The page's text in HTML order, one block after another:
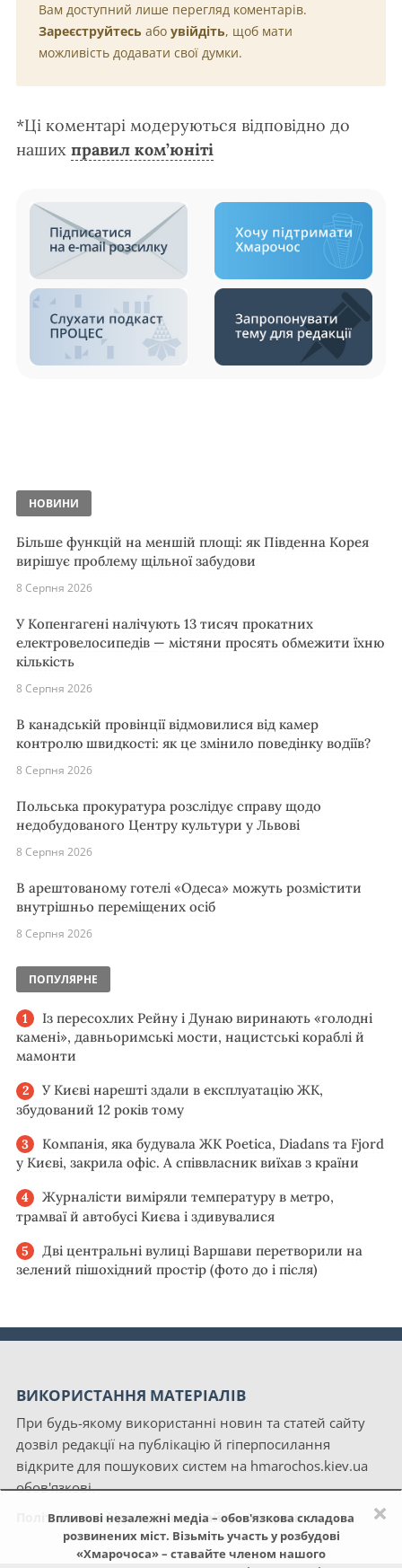
×
Впливові незалежні медіа – обов'язкова складова
розвинених міст. Візьміть участь у розбудові
«Хмарочоса» – ставайте членом нашого
Вам доступний лише перегляд коментарів.
Зареєструйтесь або увійдіть, щоб мати
можливість додавати свої думки.
*Ці коментарі модеруються відповідно до
наших правил ком’юніті
НОВИНИ
Більше функцій на меншій площі: як Південна Корея
вирішує проблему щільної забудови
8 Серпня 2026
У Копенгагені налічують 13 тисяч прокатних
електровелосипедів — містяни просять обмежити їхню
кількість
8 Серпня 2026
В канадській провінції відмовилися від камер
контролю швидкості: як це змінило поведінку водіїв?
8 Серпня 2026
Польська прокуратура розслідує справу щодо
недобудованого Центру культури у Львові
8 Серпня 2026
В арештованому готелі «Одеса» можуть розмістити
внутрішньо переміщених осіб
8 Серпня 2026
ПОПУЛЯРНЕ
Із пересохлих Рейну і Дунаю виринають «голодні
камені», давньоримські мости, нацистські кораблі й
мамонти
У Києві нарешті здали в експлуатацію ЖК,
збудований 12 років тому
Компанія, яка будувала ЖК Poetica, Diadans та Fjord
у Києві, закрила офіс. А співвласник виїхав з країни
Журналісти виміряли температуру в метро,
трамваї й автобусі Києва і здивувалися
Дві центральні вулиці Варшави перетворили на
зелений пішохідний простір (фото до і після)
ВИКОРИСТАННЯ МАТЕРІАЛІВ
При будь-якому використанні новин та статей сайту
дозвіл редакції на публікацію й гіперпосилання
відкрите для пошукових систем на hmarochos.kiev.ua
обов'язкові.
Політика конфіденційності сайту «Хмарочос»